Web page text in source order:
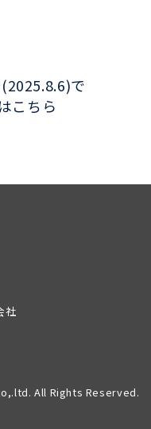
で
こちら
会社
All Rights Reserved.